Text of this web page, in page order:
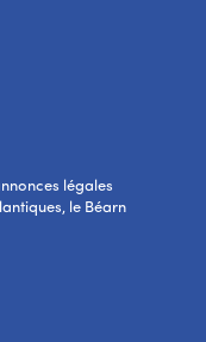
légales
le Béarn